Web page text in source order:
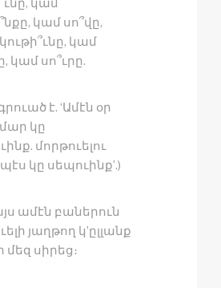
կամ
կամ սո՞վը,
կամ
կամ սո՞ւրը.
է. ‘Ամէն օր
կը
մորթուելու
կը սեպուինք’.)
ամէն բաներուն
յաղթող կ’ըլլանք
մեզ սիրեց։